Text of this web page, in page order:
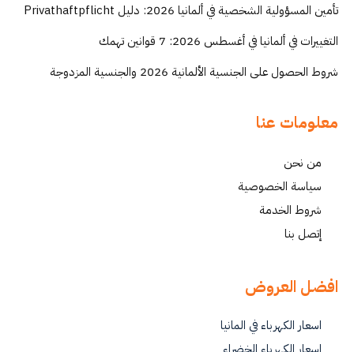
تأمين المسؤولية الشخصية في ألمانيا 2026: دليل Privathaftpflicht
التغييرات في ألمانيا في أغسطس 2026: 7 قوانين تهمك
شروط الحصول على الجنسية الألمانية 2026 والجنسية المزدوجة
معلومات عنا
من نحن
سياسة الخصوصية
شروط الخدمة
إتصل بنا
افضل العروض
اسعار الكهرباء في المانيا